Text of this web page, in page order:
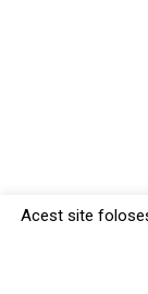
Acest site